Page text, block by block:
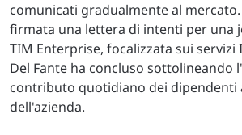
comunicati gradualmente al
firmata una lettera di intenti per una
TIM Enterprise, focalizzata sui servizi
Del Fante ha concluso sottolineando
contributo quotidiano dei dipendenti
dell'azienda.